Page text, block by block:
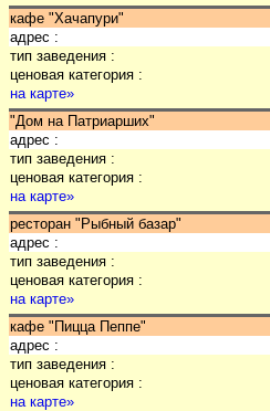
кафе "Хачапури"
адрес :
тип заведения :
ценовая категория :
на карте»
"Дом на Патриарших"
адрес :
тип заведения :
ценовая категория :
на карте»
ресторан "Рыбный базар"
адрес :
тип заведения :
ценовая категория :
на карте»
кафе "Пицца Пеппе"
адрес :
тип заведения :
ценовая категория :
на карте»